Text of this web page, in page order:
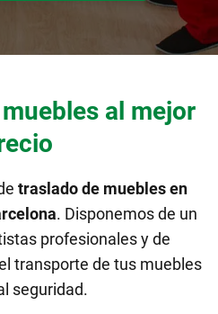
al mejor
traslado de muebles en
. Disponemos de un
profesionales y de
transporte de tus muebles
seguridad.